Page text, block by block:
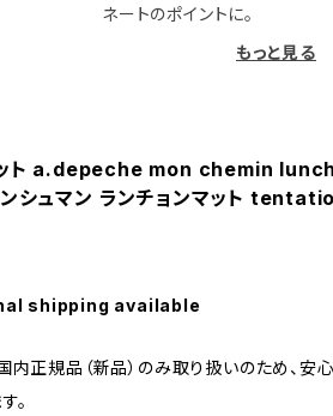
ネートのポイントに。
もっと見る
ット a.depeche mon chemin
シュマン ランチョンマット
shipping available
内正規品（新品）のみ取り扱いのため、安
。